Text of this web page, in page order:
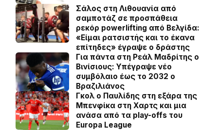
Σάλος στη Λιθουανία από
σαμποτάζ σε προσπάθεια
ρεκόρ powerlifting από Βελγίδα:
«Είμαι ρατσιστής και το έκανα
επίτηδες» έγραψε ο δράστης
Για πάντα στη Ρεάλ Μαδρίτης ο
Βινίσιους: Yπέγραψε νέο
συμβόλαιο έως το 2032 ο
Βραζιλιάνος
Γκολ ο Παυλίδης στη εξάρα της
Μπενφίκα στη Χαρτς και μια
ανάσα από τα play-offs του
Europa League